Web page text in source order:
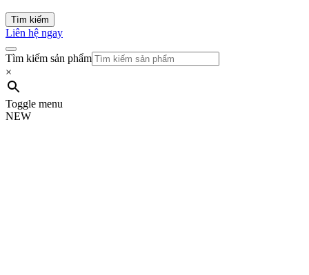
Tìm kiếm
Liên hệ ngay
Tìm kiếm sản phẩm
×
Toggle menu
NEW